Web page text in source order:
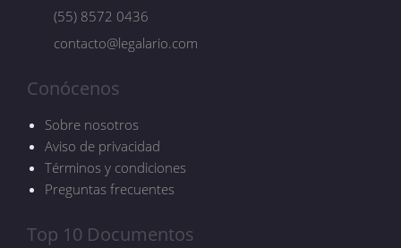
(55) 8572 0436
contacto@legalario.com
Conócenos
Sobre nosotros
Aviso de privacidad
Términos y condiciones
Preguntas frecuentes
Top 10 Documentos